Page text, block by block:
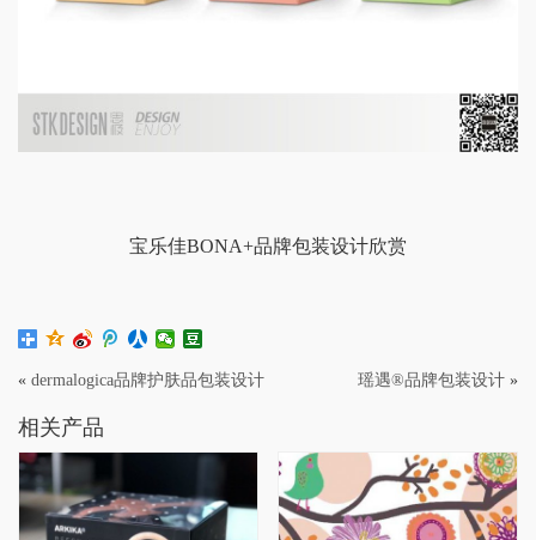
宝乐佳BONA+品牌包装设计欣赏
« dermalogica品牌护肤品包装设计 瑶遇®品牌包装设计 »
相关产品